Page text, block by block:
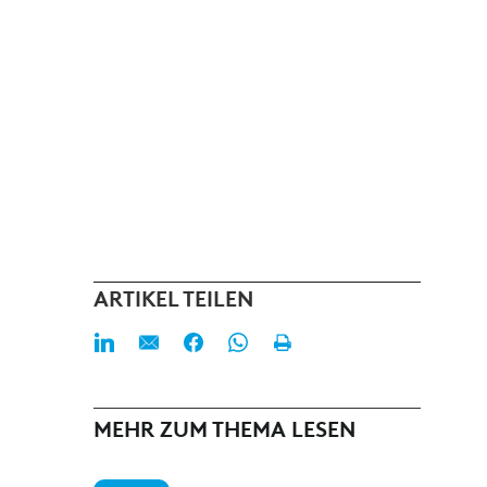
ARTIKEL TEILEN
MEHR ZUM THEMA LESEN